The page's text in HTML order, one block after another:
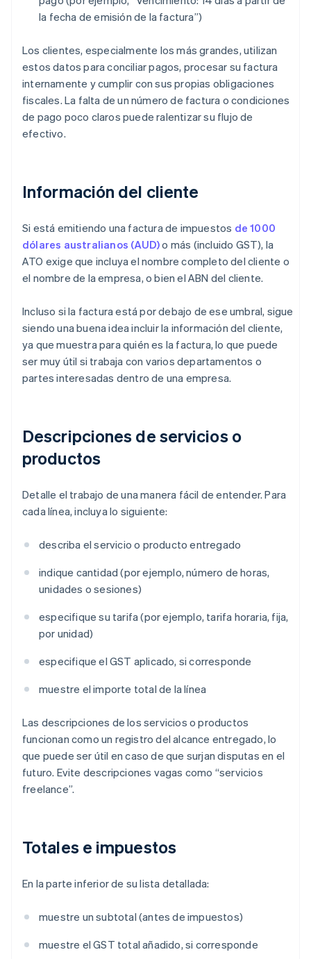
la fecha de emisión de la factura”)
Los clientes, especialmente los más grandes, utilizan
estos datos para conciliar pagos, procesar su factura
internamente y cumplir con sus propias obligaciones
fiscales. La falta de un número de factura o condiciones
de pago poco claros puede ralentizar su flujo de
efectivo.
Información del cliente
Si está emitiendo una factura de impuestos de 1000
dólares australianos (AUD)o más (incluido GST), la
ATO exige que incluya el nombre completo del cliente o
el nombre de la empresa, o bien el ABN del cliente.
Incluso si la factura está por debajo de ese umbral, sigue
siendo una buena idea incluir la información del cliente,
ya que muestra para quién es la factura, lo que puede
ser muy útil si trabaja con varios departamentos o
partes interesadas dentro de una empresa.
Descripciones de servicios o
productos
Detalle el trabajo de una manera fácil de entender. Para
cada línea, incluya lo siguiente:
describa el servicio o producto entregado
indique cantidad (por ejemplo, número de horas,
unidades o sesiones)
especifique su tarifa (por ejemplo, tarifa horaria, fija,
por unidad)
especifique el GST aplicado, si corresponde
muestre el importe total de la línea
Las descripciones de los servicios o productos
funcionan como un registro del alcance entregado, lo
que puede ser útil en caso de que surjan disputas en el
futuro. Evite descripciones vagas como “servicios
freelance”.
Totales e impuestos
En la parte inferior de su lista detallada:
muestre un subtotal (antes de impuestos)
muestre el GST total añadido, si corresponde